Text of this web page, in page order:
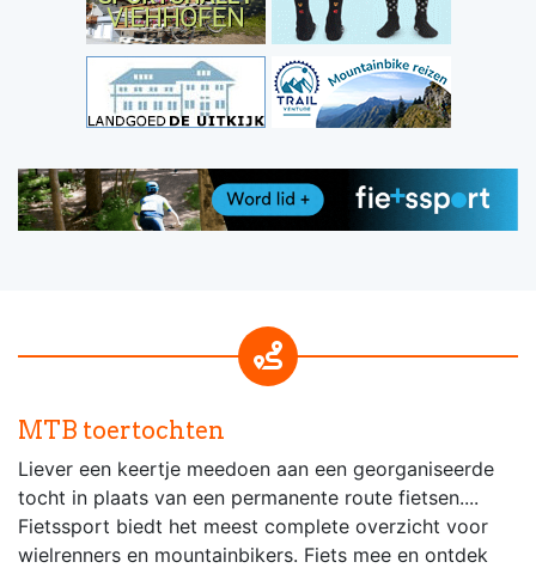
MTB toertochten
Liever een keertje meedoen aan een georganiseerde
tocht in plaats van een permanente route fietsen....
Fietssport biedt het meest complete overzicht voor
wielrenners en mountainbikers. Fiets mee en ontdek